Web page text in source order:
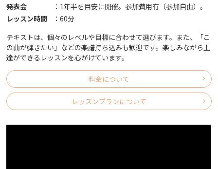
発表会
： 1年半を目安に開催。参加費用有（参加自由）｡
レッスン時間
：60分
テキストは、個々のレベルや目標に合わせて選びます。また、「こ
の曲が弾きたい」などの楽譜持ち込みも歓迎です。楽しみながら上
達ができるレッスンを心がけています。
料金について
レッスンプランについて